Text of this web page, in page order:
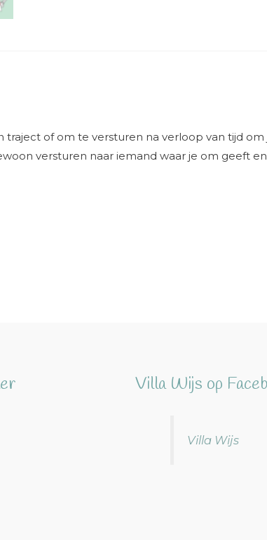
of om te versturen na verloop van tijd
versturen naar iemand waar je om geeft
Villa Wijs op
Villa Wijs